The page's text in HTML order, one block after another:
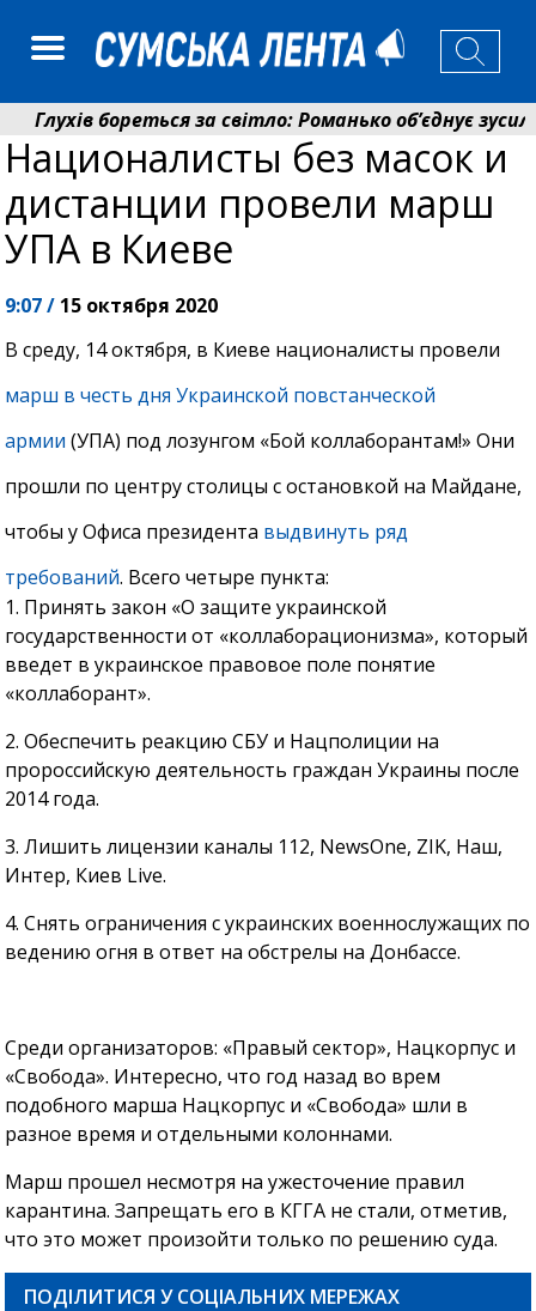
Глухів бореться за світло: Романько об’єднує
Пенсійний фонд Сумщини спрямував 0,2 млрд грн на
Националисты без масок и
дистанции провели марш
УПА в Киеве
9:07 / 15 октября 2020
В среду, 14 октября, в Киеве националисты провели
марш в честь дня Украинской повстанческой
армии (УПА) под лозунгом «Бой коллаборантам!» Они
прошли по центру столицы с остановкой на Майдане,
чтобы у Офиса президента выдвинуть ряд
требований. Всего четыре пункта:
1. Принять закон «О защите украинской
государственности от «коллаборационизма», который
введет в украинское правовое поле понятие
«коллаборант».
2. Обеспечить реакцию СБУ и Нацполиции на
пророссийскую деятельность граждан Украины после
2014 года.
3. Лишить лицензии каналы 112, NewsOne, ZIK, Наш,
Интер, Киев Live.
4. Снять ограничения с украинских военнослужащих по
ведению огня в ответ на обстрелы на Донбассе.
Среди организаторов: «Правый сектор», Нацкорпус и
«Свобода». Интересно, что год назад во врем
подобного марша Нацкорпус и «Свобода» шли в
разное время и отдельными колоннами.
Марш прошел несмотря на ужесточение правил
карантина. Запрещать его в КГГА не стали, отметив,
что это может произойти только по решению суда.
ПОДІЛИТИСЯ У СОЦІАЛЬНИХ МЕРЕЖАХ